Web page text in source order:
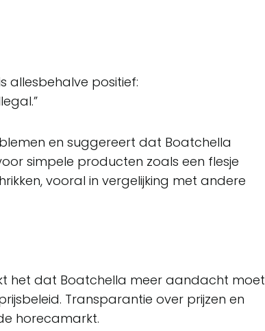
allesbehalve positief:
en suggereert dat Boatchella
simpele producten zoals een flesje
vooral in vergelijking met andere
het dat Boatchella meer aandacht moet
Transparantie over prijzen en
horecamarkt.